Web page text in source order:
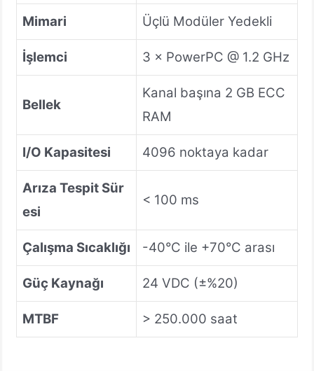
Mimari Üçlü Modüler Yedekli
İşlemci 3 × PowerPC @ 1.2 GHz
Bellek
Kanal başına 2 GB ECC
RAM
I/O Kapasitesi 4096 noktaya kadar
Arıza Tespit Sür
esi
< 100 ms
Çalışma Sıcaklığı -40°C ile +70°C arası
Güç Kaynağı 24 VDC (±%20)
MTBF > 250.000 saat